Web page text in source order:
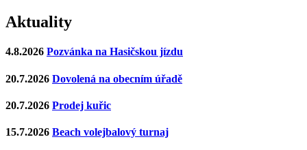
Aktuality
4.8.2026 Pozvánka na Hasičskou jízdu
20.7.2026 Dovolená na obecním úřadě
20.7.2026 Prodej kuřic
15.7.2026 Beach volejbalový turnaj